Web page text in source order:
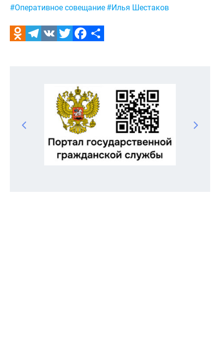
Метки:
#Оперативное совещание #Илья Шестаков